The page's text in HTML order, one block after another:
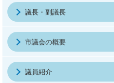
議長・副議長
市議会の概要
議員紹介